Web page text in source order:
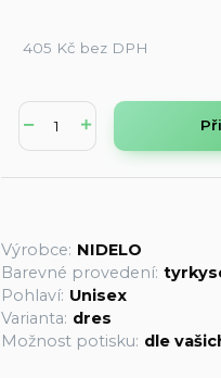
405 Kč bez DPH
Výrobce: NIDELO
Barevné provedení:
Pohlaví: Unisex
Varianta: dres
Možnost potisku: dle